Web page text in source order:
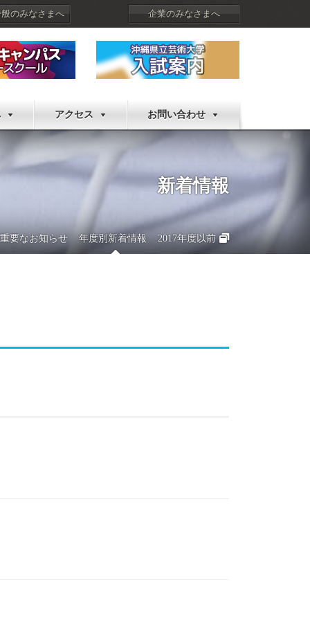
のみなさまへ 企業のみなさまへ
アクセス お問い合わせ
新着情報
重要なお知らせ 年度別新着情報 2017年度以前